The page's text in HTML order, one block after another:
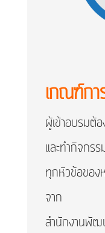
เกณฑ์กา
ผู้เข้าอบรมต้
และทำกิจกรร
ทุกหัวข้อขอ
จาก
สำนักงานพัฒ